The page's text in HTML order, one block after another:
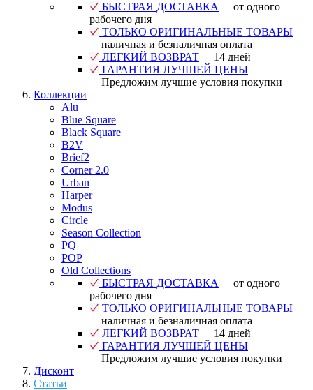
БЫСТРАЯ ДОСТАВКА
от одного
рабочего дня
ТОЛЬКО ОРИГИНАЛЬНЫЕ ТОВАРЫ
наличная и безналичная оплата
ЛЕГКИЙ ВОЗВРАТ
14 дней
ГАРАНТИЯ ЛУЧШЕЙ ЦЕНЫ
Предложим лучшие условия покупки
Коллекции
Alu
Blue Square
Black Square
B2V
Brief2
Corner 2.0
Urban
Harper
Modus
Circle
Season Collection
PQ
POP
Old Collections
БЫСТРАЯ ДОСТАВКА
от одного
рабочего дня
ТОЛЬКО ОРИГИНАЛЬНЫЕ ТОВАРЫ
наличная и безналичная оплата
ЛЕГКИЙ ВОЗВРАТ
14 дней
ГАРАНТИЯ ЛУЧШЕЙ ЦЕНЫ
Предложим лучшие условия покупки
Дисконт
Статьи